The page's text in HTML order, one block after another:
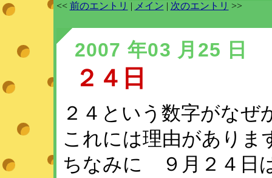
<< 前のエントリ | メイン | 次のエントリ >>
2007 年03 月25 日
２４日
２４という数字がなぜ
これには理由がありま
ちなみに ９月２４日